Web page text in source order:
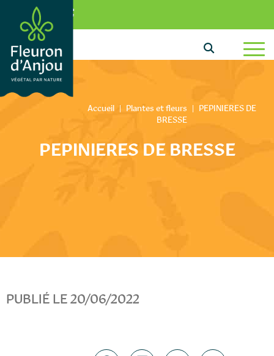
Aller au texte
Aller au menu
Passer au contenu
Menu principal
Accueil | Plantes et fleurs |
PEPINIERES DE
BRESSE
PEPINIERES DE BRESSE
PUBLIÉ LE 20/06/2022